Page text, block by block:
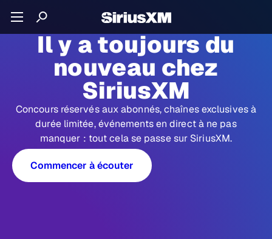
Il y a toujours du
nouveau chez
SiriusXM
Concours réservés aux abonnés, chaînes exclusives à
durée limitée, événements en direct à ne pas
manquer : tout cela se passe sur SiriusXM.
Commencer à écouter